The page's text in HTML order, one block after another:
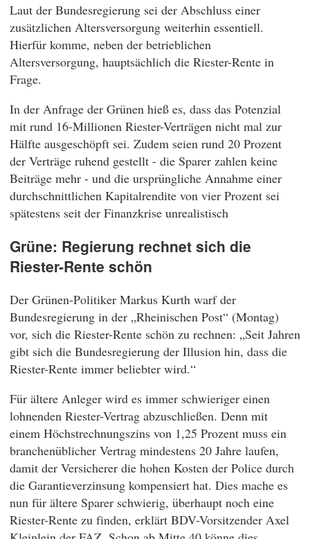
Laut der Bundesregierung sei der Abschluss einer
zusätzlichen Altersversorgung weiterhin essentiell.
Hierfür komme, neben der betrieblichen
Altersversorgung, hauptsächlich die Riester-Rente in
Frage.
In der Anfrage der Grünen hieß es, dass das Potenzial
mit rund 16-Millionen Riester-Verträgen nicht mal zur
Hälfte ausgeschöpft sei. Zudem seien rund 20 Prozent
der Verträge ruhend gestellt - die Sparer zahlen keine
Beiträge mehr - und die ursprüngliche Annahme einer
durchschnittlichen Kapitalrendite von vier Prozent sei
spätestens seit der Finanzkrise unrealistisch
Grüne: Regierung rechnet sich die
Riester-Rente schön
Der Grünen-Politiker Markus Kurth warf der
Bundesregierung in der „Rheinischen Post“ (Montag)
vor, sich die Riester-Rente schön zu rechnen: „Seit Jahren
gibt sich die Bundesregierung der Illusion hin, dass die
Riester-Rente immer beliebter wird.“
Für ältere Anleger wird es immer schwieriger einen
lohnenden Riester-Vertrag abzuschließen. Denn mit
einem Höchstrechnungszins von 1,25 Prozent muss ein
branchenüblicher Vertrag mindestens 20 Jahre laufen,
damit der Versicherer die hohen Kosten der Police durch
die Garantieverzinsung kompensiert hat. Dies mache es
nun für ältere Sparer schwierig, überhaupt noch eine
Riester-Rente zu finden, erklärt BDV-Vorsitzender Axel